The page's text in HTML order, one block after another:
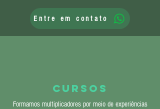
Entre em contato
Cursos
Formamos multiplicadores por meio de experiências